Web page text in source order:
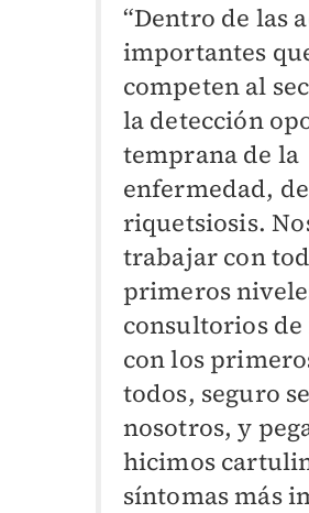
“Dentro de las
importantes
competen al
la detección
temprana de la
enfermedad,
riquetsiosis.
trabajar con
primeros
consultorios
con los
todos, seguro
nosotros, y
hicimos
síntomas más